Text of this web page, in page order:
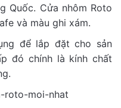
Quốc. Cửa nhôm Roto
và màu ghi xám.
để lắp đặt cho sản
đó chính là kính chất